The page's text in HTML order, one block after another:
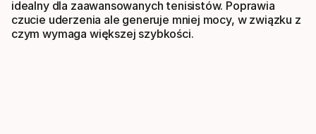
idealny dla zaawansowanych tenisistów. Poprawia
czucie uderzenia ale generuje mniej mocy, w związku z
czym wymaga większej szybkości.